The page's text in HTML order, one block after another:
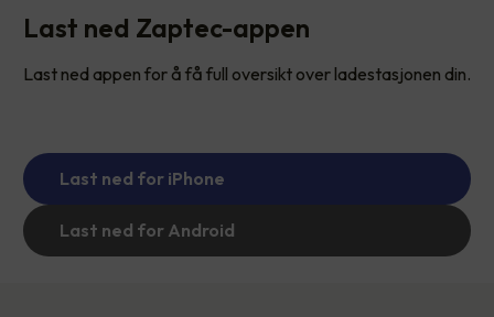
Last ned Zaptec-appen
Last ned appen for å få full oversikt over ladestasjonen din.
Last ned for iPhone
Last ned for Android